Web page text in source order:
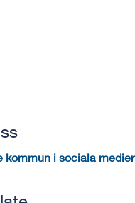
kommun i sociala medier